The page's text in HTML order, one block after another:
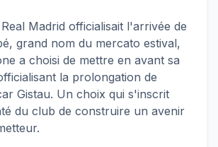
Madrid officialisait l'arrivée de
grand nom du mercato estival,
a choisi de mettre en avant sa
la prolongation de
Gistau. Un choix qui s'inscrit
du club de construire un avenir